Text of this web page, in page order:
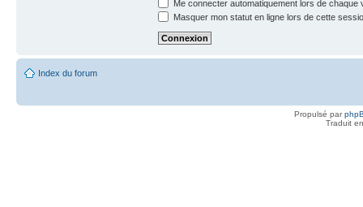
Me connecter automatiquement lors de chaque
Masquer mon statut en ligne lors de cette
Index du forum
Propulsé par
Traduit